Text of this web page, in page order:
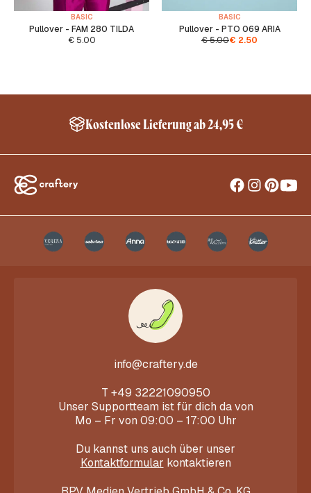
BASIC
Pullover - FAM 280 TILDA
€5.00
BASIC
Pullover - PTO 069 ARIA
€5.00€ 2.50
Kostenlose Lieferung ab 24,95 €
info@craftery.de
T +49 32221090950
Unser Supportteam ist für dich da von
Mo – Fr von 09:00 – 17:00 Uhr
Du kannst uns auch über unser
Kontaktformular kontaktieren